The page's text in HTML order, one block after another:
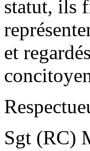
statut, ils
et
Sgt (RC)